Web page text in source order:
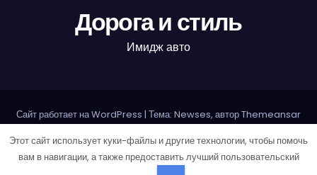
Дорога и стиль
Имидж авто
Сайт работает на WordPress | Тема: Newses, авторThemeansar
Home Авторам и правообладателям
Карта сайта
Этот сайт использует куки-файлы и другие технологии, чтобы помочь
вам в навигации, а также предоставить лучший пользовательский